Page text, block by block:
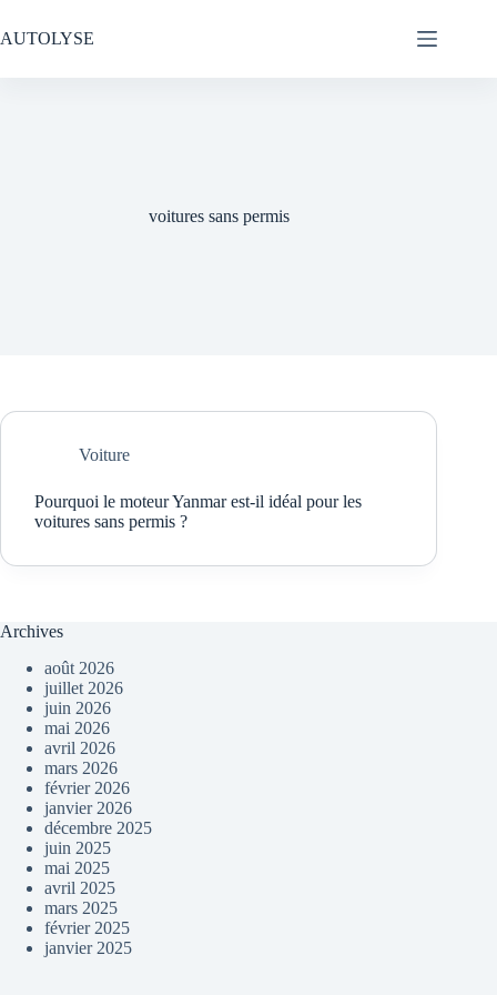
au
contenu
AUTOLYSE
voitures sans permis
Voiture
Pourquoi le moteur Yanmar est-il idéal pour les
voitures sans permis ?
Archives
août 2026
juillet 2026
juin 2026
mai 2026
avril 2026
mars 2026
février 2026
janvier 2026
décembre 2025
juin 2025
mai 2025
avril 2025
mars 2025
février 2025
janvier 2025